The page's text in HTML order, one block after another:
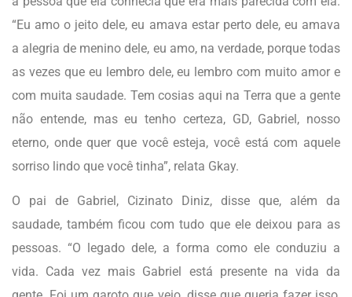
“Eu amo o jeito dele, eu amava estar perto dele, eu amava
a alegria de menino dele, eu amo, na verdade, porque todas
as vezes que eu lembro dele, eu lembro com muito amor e
com muita saudade. Tem cosias aqui na Terra que a gente
não entende, mas eu tenho certeza, GD, Gabriel, nosso
eterno, onde quer que você esteja, você está com aquele
sorriso lindo que você tinha”, relata Gkay.
O pai de Gabriel, Cizinato Diniz, disse que, além da
saudade, também ficou com tudo que ele deixou para as
pessoas. “O legado dele, a forma como ele conduziu a
vida. Cada vez mais Gabriel está presente na vida da